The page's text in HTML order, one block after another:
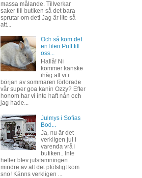
massa målande. Tillverkar
saker till butiken så det bara
sprutar om det! Jag är lite så
att...
Och så kom det
en liten Puff till
oss...
Hallå! Ni
kommer kanske
ihåg att vi i
början av sommaren förlorade
vår super goa kanin Ozzy? Efter
honom har vi inte haft nån och
jag hade...
Julmys i Sofias
Bod...
Ja, nu är det
verkligen jul i
varenda vrå i
butiken.. Inte
heller blev julstämningen
mindre av att det plötsligt kom
snö! Känns verkligen ...